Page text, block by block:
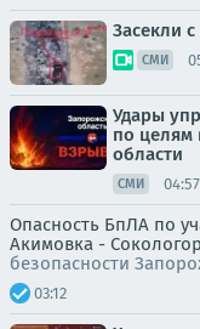
Засекли
СМИ
Удары
по целям
области
СМИ 04:57
Опасность БпЛА по
Акимовка -
безопасности
03:12